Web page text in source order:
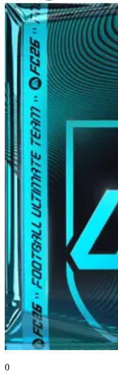
0